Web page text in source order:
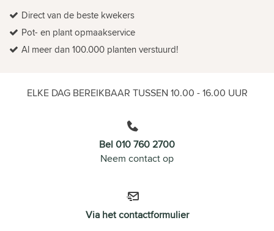
Direct van de beste kwekers
Pot- en plant opmaakservice
Al meer dan 100.000 planten verstuurd!
ELKE DAG BEREIKBAAR TUSSEN 10.00 - 16.00 UUR
Bel 010 760 2700
Neem contact op
Via het contactformulier